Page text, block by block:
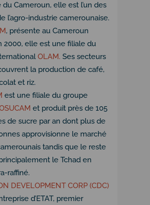
Cameroun, elle est l’un des
l’agro-industrie camerounaise.
, présente au Cameroun
2000, elle est une filiale du
OLAM. Ses secteurs
la production de café,
et riz.
est une filiale du groupe
et produit près de 105
de sucre par an dont plus de
approvisionne le marché
tandis que le reste
le Tchad en
raffiné.
DEVELOPMENT CORP (CDC)
d’ETAT, premier